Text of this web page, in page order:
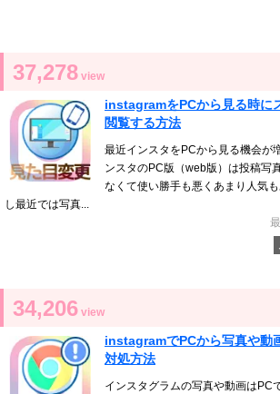
37,278 view
instagramをPCから見る時に
閲覧する方法
最近インスタをPCから見る機会が
ンスタのPC版（web版）は投稿写
なくて使い勝手も悪くあまり人気
し最近では写真...
34,206 view
instagramでPCから写真や動
対処方法
インスタグラムの写真や動画はPC